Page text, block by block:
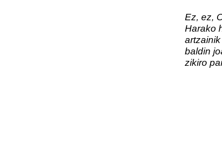
Ez, ez,
Harako
artzainik
baldin
zikiro